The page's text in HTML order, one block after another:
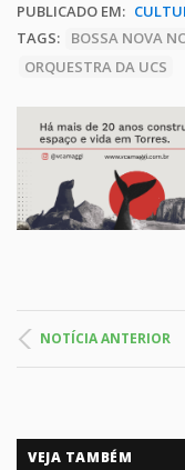
PUBLICADO EM:
TAGS:
BOSSA NOVA
ORQUESTRA DA UCS
NOTÍCIA ANTERIOR
VEJA TAMBÉM